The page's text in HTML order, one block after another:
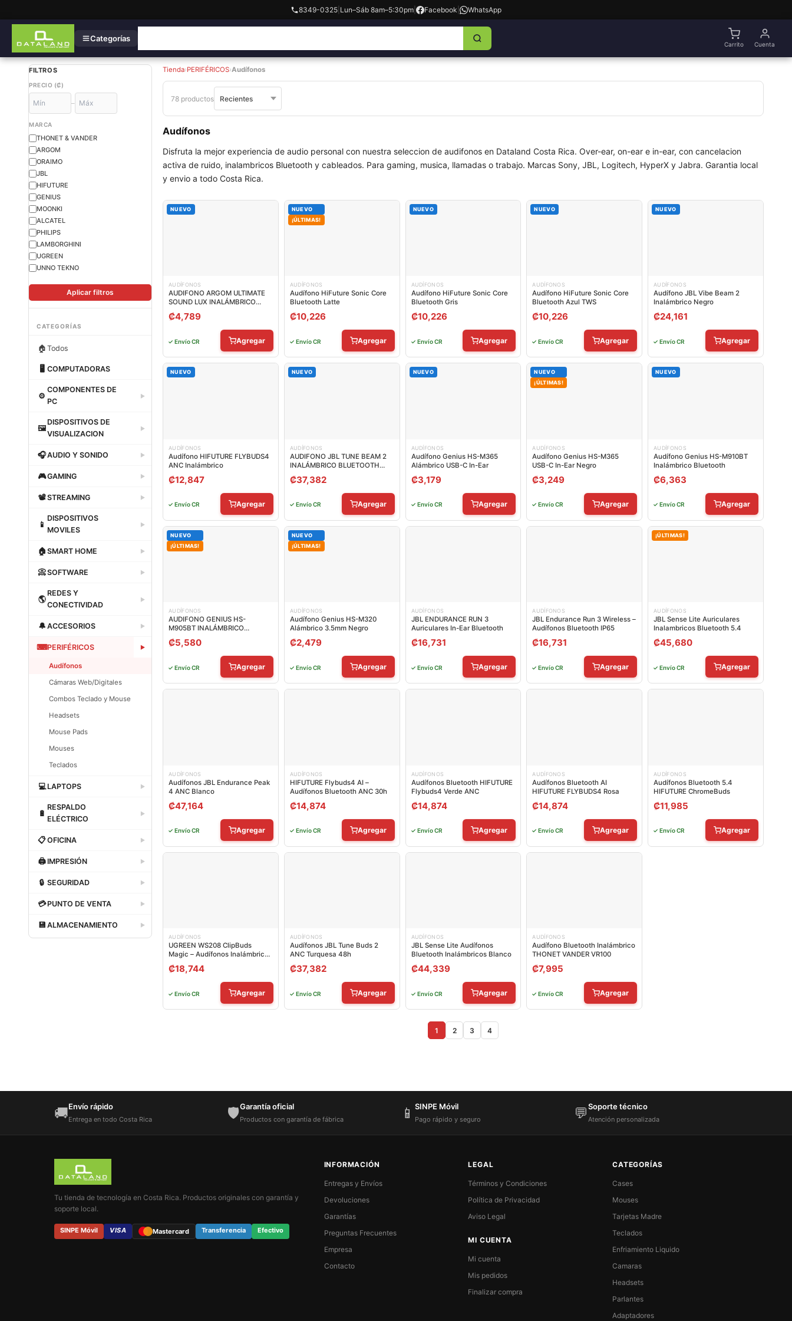
8349-0325 Lun–Sáb 8am–5:30pm Facebook WhatsApp
Categorías
Carrito Cuenta
FILTROS
PRECIO (₡)
–
MARCA
THONET & VANDER
ARGOM
ORAIMO
JBL
HIFUTURE
GENIUS
MOONKI
ALCATEL
PHILIPS
LAMBORGHINI
UGREEN
UNNO TEKNO
Aplicar filtros
CATEGORÍAS
🏠 Todos
🖥 COMPUTADORAS
Dataland
⚙
COMPONENTES DE
PC
▶
Dataland
🖼
DISPOSITIVOS DE
VISUALIZACION
▶
Dataland
🎧AUDIO Y SONIDO ▶
Dataland
🎮GAMING ▶
Dataland
📽STREAMING ▶
Dataland
📱
DISPOSITIVOS
MOVILES
▶
Dataland
🏠 SMART HOME ▶
Dataland
📀SOFTWARE ▶
Dataland
🌎
REDES Y
CONECTIVIDAD
▶
Dataland
🔔 ACCESORIOS ▶
Dataland
⌨PERIFÉRICOS ▶
Audífonos
Cámaras Web/Digitales
Combos Teclado y Mouse
Headsets
Mouse Pads
Mouses
Teclados
Dataland
💻LAPTOPS ▶
Dataland
🔋
RESPALDO
ELÉCTRICO
▶
Dataland
📋OFICINA ▶
Dataland
🖨IMPRESIÓN ▶
Dataland
🔒 SEGURIDAD ▶
Dataland
💳PUNTO DE VENTA ▶
Dataland
💾 ALMACENAMIENTO ▶
Dataland
Tienda›PERIFÉRICOS›Audífonos
78 productos
Audífonos
Disfruta la mejor experiencia de audio personal con nuestra seleccion de audifonos en Dataland Costa Rica. Over-ear, on-ear e in-ear, con cancelacion
activa de ruido, inalambricos Bluetooth y cableados. Para gaming, musica, llamadas o trabajo. Marcas Sony, JBL, Logitech, HyperX y Jabra. Garantia local
y envio a todo Costa Rica.
NUEVO
AUDÍFONOS
AUDIFONO ARGOM ULTIMATE
SOUND LUX INALÁMBRICO
BLUETOOTH ARG-HS-2133SL
₡4,789
✓ Envío CR Agregar
NUEVO
¡ÚLTIMAS!
AUDÍFONOS
Audífono HiFuture Sonic Core
Bluetooth Latte
₡10,226
✓ Envío CR Agregar
NUEVO
AUDÍFONOS
Audífono HiFuture Sonic Core
Bluetooth Gris
₡10,226
✓ Envío CR Agregar
NUEVO
AUDÍFONOS
Audífono HiFuture Sonic Core
Bluetooth Azul TWS
₡10,226
✓ Envío CR Agregar
NUEVO
AUDÍFONOS
Audífono JBL Vibe Beam 2
Inalámbrico Negro
₡24,161
✓ Envío CR Agregar
NUEVO
AUDÍFONOS
Audífono HIFUTURE FLYBUDS4
ANC Inalámbrico
₡12,847
✓ Envío CR Agregar
NUEVO
AUDÍFONOS
AUDIFONO JBL TUNE BEAM 2
INALÁMBRICO BLUETOOTH
JBLTBEAM2WHTAM
₡37,382
✓ Envío CR Agregar
NUEVO
AUDÍFONOS
Audífono Genius HS-M365
Alámbrico USB-C In-Ear
₡3,179
✓ Envío CR Agregar
NUEVO
¡ÚLTIMAS!
AUDÍFONOS
Audífono Genius HS-M365
USB-C In-Ear Negro
₡3,249
✓ Envío CR Agregar
NUEVO
AUDÍFONOS
Audífono Genius HS-M910BT
Inalámbrico Bluetooth
₡6,363
✓ Envío CR Agregar
NUEVO
¡ÚLTIMAS!
AUDÍFONOS
AUDIFONO GENIUS HS-
M905BT INALÁMBRICO
BLUETOOTH 31710025402
₡5,580
✓ Envío CR Agregar
NUEVO
¡ÚLTIMAS!
AUDÍFONOS
Audífono Genius HS-M320
Alámbrico 3.5mm Negro
₡2,479
✓ Envío CR Agregar
AUDÍFONOS
JBL ENDURANCE RUN 3
Auriculares In-Ear Bluetooth
₡16,731
✓ Envío CR Agregar
AUDÍFONOS
JBL Endurance Run 3 Wireless –
Audífonos Bluetooth IP65
₡16,731
✓ Envío CR Agregar
¡ÚLTIMAS!
AUDÍFONOS
JBL Sense Lite Auriculares
Inalambricos Bluetooth 5.4
₡45,680
✓ Envío CR Agregar
AUDÍFONOS
Audífonos JBL Endurance Peak
4 ANC Blanco
₡47,164
✓ Envío CR Agregar
AUDÍFONOS
HIFUTURE Flybuds4 AI –
Audífonos Bluetooth ANC 30h
₡14,874
✓ Envío CR Agregar
AUDÍFONOS
Audífonos Bluetooth HIFUTURE
Flybuds4 Verde ANC
₡14,874
✓ Envío CR Agregar
AUDÍFONOS
Audífonos Bluetooth AI
HIFUTURE FLYBUDS4 Rosa
₡14,874
✓ Envío CR Agregar
AUDÍFONOS
Audífonos Bluetooth 5.4
HIFUTURE ChromeBuds
₡11,985
✓ Envío CR Agregar
AUDÍFONOS
UGREEN WS208 ClipBuds
Magic – Audífonos Inalámbricos
Bluetooth
₡18,744
✓ Envío CR Agregar
AUDÍFONOS
Audífonos JBL Tune Buds 2
ANC Turquesa 48h
₡37,382
✓ Envío CR Agregar
AUDÍFONOS
JBL Sense Lite Audífonos
Bluetooth Inalámbricos Blanco
₡44,339
✓ Envío CR Agregar
AUDÍFONOS
Audífono Bluetooth Inalámbrico
THONET VANDER VR100
₡7,995
✓ Envío CR Agregar
1 2 3 4
🚚Envío rápido
Entrega en todo Costa Rica 🛡️Garantía oficial
Productos con garantía de fábrica 📱 SINPE Móvil
Pago rápido y seguro 💬Soporte técnico
Atención personalizada
Tu tienda de tecnología en Costa Rica. Productos originales con garantía y
soporte local.
SINPE Móvil VISA Mastercard Transferencia Efectivo
INFORMACIÓN
Entregas y Envíos
Devoluciones
Garantías
Preguntas Frecuentes
Empresa
Contacto
LEGAL
Términos y Condiciones
Política de Privacidad
Aviso Legal
MI CUENTA
Mi cuenta
Mis pedidos
Finalizar compra
CATEGORÍAS
Cases
Mouses
Tarjetas Madre
Teclados
Enfriamiento Liquido
Camaras
Headsets
Parlantes
Adaptadores